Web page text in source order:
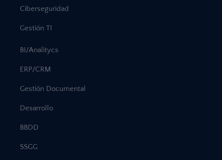
Ciberseguridad
Gestión TI
BI/Analitycs
ERP/CRM
Gestión Documental
Desarrollo
BBDD
SSGG